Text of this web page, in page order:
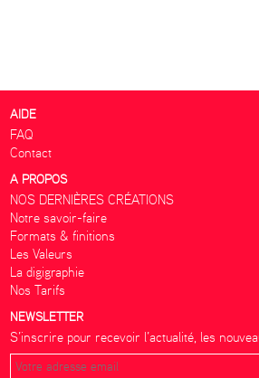
AIDE
FAQ
Contact
A PROPOS
NOS DERNIÈRES CRÉATIONS
Notre savoir-faire
Formats & finitions
Les Valeurs
La digigraphie
Nos Tarifs
NEWSLETTER
S’inscrire pour recevoir l’actualité, les